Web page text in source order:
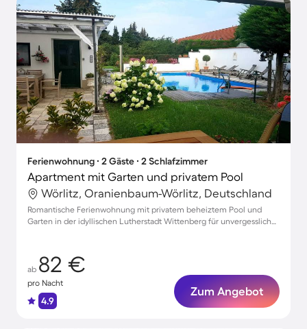
Ferienwohnung ∙ 2 Gäste ∙ 2 Schlafzimmer
Apartment mit Garten und privatem Pool
Wörlitz, Oranienbaum-Wörlitz, Deutschland
Romantische Ferienwohnung mit privatem beheiztem Pool und
Garten in der idyllischen Lutherstadt Wittenberg für unvergessliche
ab 82 €
pro Nacht
4.9
Zum Angebot